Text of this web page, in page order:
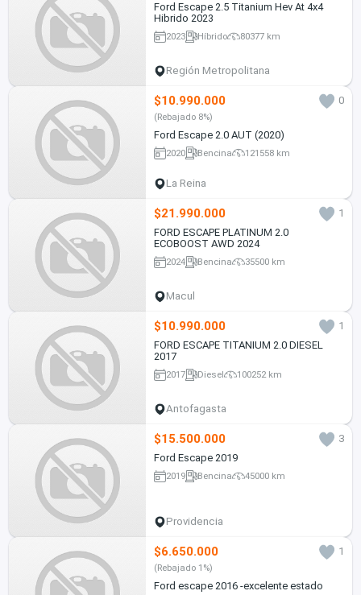
Ford Escape 2.5 Titanium Hev At 4x4
Hibrido 2023
2023 Híbrido 80377 km
Región Metropolitana
$10.990.000 0
(Rebajado 8%)
Ford Escape 2.0 AUT (2020)
2020 Bencina 121558 km
La Reina
$21.990.000
1
FORD ESCAPE PLATINUM 2.0
ECOBOOST AWD 2024
2024 Bencina 35500 km
Macul
$10.990.000
1
FORD ESCAPE TITANIUM 2.0 DIESEL
2017
2017 Diesel 100252 km
Antofagasta
$15.500.000
3
Ford Escape 2019
2019 Bencina 45000 km
Providencia
$6.650.000 1
(Rebajado 1%)
Ford escape 2016 -excelente estado